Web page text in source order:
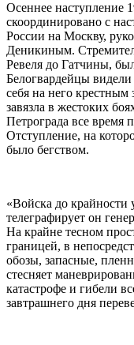
Осеннее наступление
скоординировано с
России на Москву,
Деникиным.
Ревеля до Гатчины,
Белогвардейцы
себя на него
завязла в жестоких
Петрограда все время
Отступление, на
было бегством.
«Войска до
телеграфирует он
На крайне тесном
границей, в
обозы, запасные,
стесняет
катастрофе и гибели
завтрашнего дня